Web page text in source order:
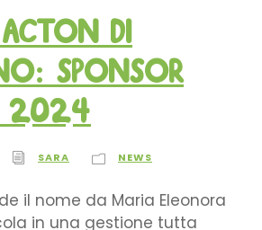
di
SPONSOR
2024
SARA NEWS
il nome da Maria Eleonora
in una gestione tutta